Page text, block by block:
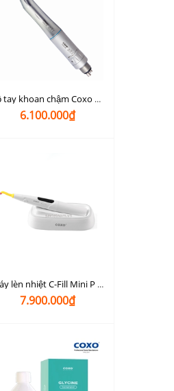
Bộ tay khoan chậm Coxo CX235-E (đường nước trong, đèn led)
6.100.000₫
Máy lèn nhiệt C-Fill Mini P type (trám bít nội nha)
7.900.000₫